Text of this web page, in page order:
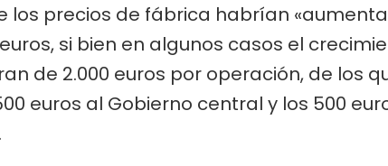
los precios de fábrica habrían
si bien en algunos casos el
de 2.000 euros por operación, de los
euros al Gobierno central y los 500